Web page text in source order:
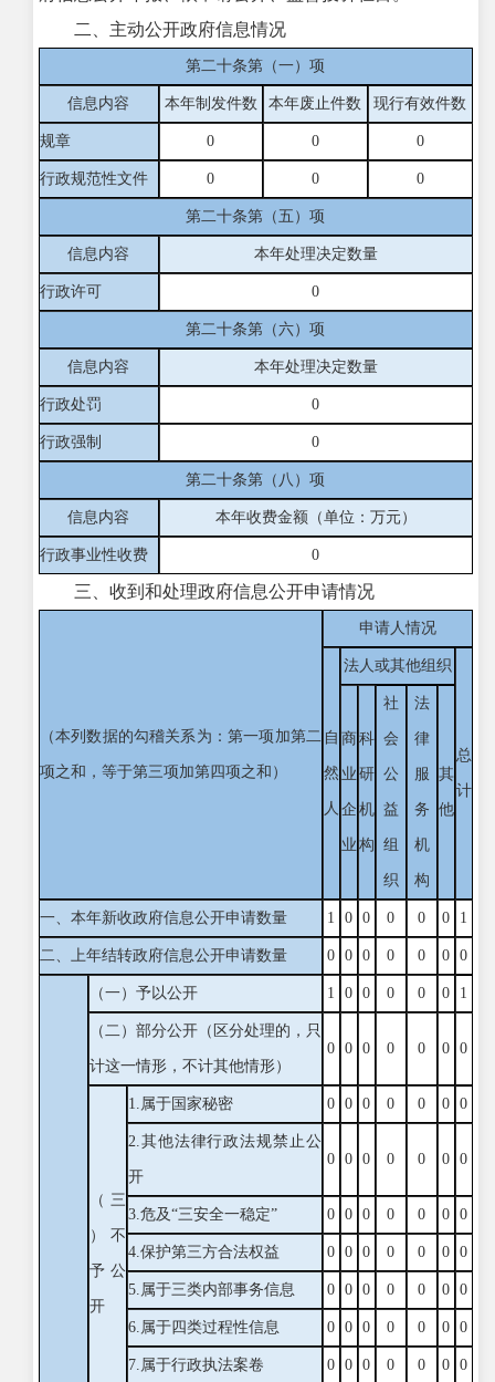
二、主动公开政府信息情况
第二十条第（一）项
信息内容 本年制发件数 本年废止件数 现行有效件数
规章 0 0 0
行政规范性文件 0 0 0
第二十条第（五）项
信息内容 本年处理决定数量
行政许可 0
第二十条第（六）项
信息内容 本年处理决定数量
行政处罚 0
行政强制 0
第二十条第（八）项
信息内容 本年收费金额（单位：万元）
行政事业性收费 0
三、收到和处理政府信息公开申请情况
（本列数据的勾稽关系为：第一项加第二
项之和，等于第三项加第四项之和）
申请人情况
自
然
人
法人或其他组织
总
计
商
业
企
业
科
研
机
构
社
会
公
益
组
织
法
律
服
务
机
构
其
他
一、本年新收政府信息公开申请数量 1 0 0 0 0 0 1
二、上年结转政府信息公开申请数量 0 0 0 0 0 0 0
（一）予以公开 1 0 0 0 0 0 1
（二）部分公开（区分处理的，只
计这一情形，不计其他情形）
0 0 0 0 0 0 0
（三
）不
予公
开
1.属于国家秘密 0 0 0 0 0 0 0
2.其他法律行政法规禁止公
开
0 0 0 0 0 0 0
3.危及“三安全一稳定” 0 0 0 0 0 0 0
4.保护第三方合法权益 0 0 0 0 0 0 0
5.属于三类内部事务信息 0 0 0 0 0 0 0
6.属于四类过程性信息 0 0 0 0 0 0 0
7.属于行政执法案卷 0 0 0 0 0 0 0